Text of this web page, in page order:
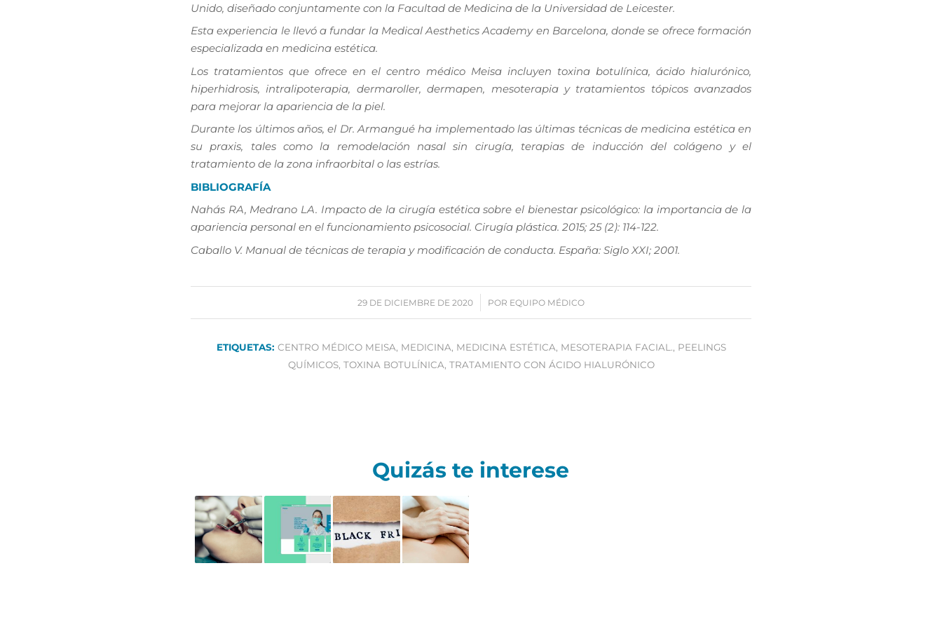
Unido, diseñado conjuntamente con la Facultad de Medicina de la Universidad de Leicester.
Esta experiencia le llevó a fundar la Medical Aesthetics Academy en Barcelona, donde se ofrece formación
especializada en medicina estética.
Los tratamientos que ofrece en el centro médico Meisa incluyen toxina botulínica, ácido hialurónico,
hiperhidrosis, intralipoterapia, dermaroller, dermapen, mesoterapia y tratamientos tópicos avanzados
para mejorar la apariencia de la piel.
Durante los últimos años, el Dr. Armangué ha implementado las últimas técnicas de medicina estética en
su praxis, tales como la remodelación nasal sin cirugía, terapias de inducción del colágeno y el
tratamiento de la zona infraorbital o las estrías.
BIBLIOGRAFÍA
Nahás RA, Medrano LA. Impacto de la cirugía estética sobre el bienestar psicológico: la importancia de la
apariencia personal en el funcionamiento psicosocial. Cirugía plástica. 2015; 25 (2): 114-122.
Caballo V. Manual de técnicas de terapia y modificación de conducta. España: Siglo XXI; 2001.
29 DE DICIEMBRE DE 2020
/ POR EQUIPO MÉDICO
ETIQUETAS: CENTRO MÉDICO MEISA, MEDICINA, MEDICINA ESTÉTICA, MESOTERAPIA FACIAL., PEELINGS
QUÍMICOS, TOXINA BOTULÍNICA, TRATAMIENTO CON ÁCIDO HIALURÓNICO
Quizás te interese